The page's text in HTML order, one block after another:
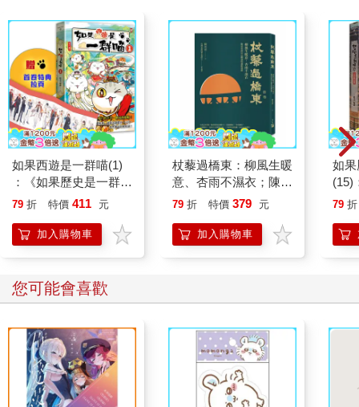
如果西遊是一群喵(1)
：《如果歷史是一群
喵》作者最新力作，附
79 折 特價 411 元
加入購物車
杖藜過橋東：柳風生暖
意、杏雨不濕衣；陳亮
恭談以心轉境的適齡漫
79 折 特價 379 元
加入購物車
如
(15)
貓
79 折
您可能會喜歡